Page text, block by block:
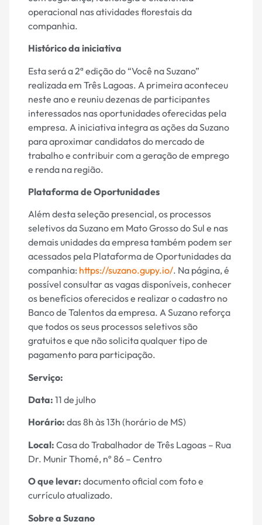
operacional nas atividades florestais da
companhia.
Histórico da iniciativa
Esta será a 2ª edição do “Você na Suzano”
realizada em Três Lagoas. A primeira aconteceu
neste ano e reuniu dezenas de participantes
interessados nas oportunidades oferecidas pela
empresa. A iniciativa integra as ações da Suzano
para aproximar candidatos do mercado de
trabalho e contribuir com a geração de emprego
e renda na região.
Plataforma de Oportunidades
Além desta seleção presencial, os processos
seletivos da Suzano em Mato Grosso do Sul e nas
demais unidades da empresa também podem ser
acessados pela Plataforma de Oportunidades da
companhia: https://suzano.gupy.io/. Na página, é
possível consultar as vagas disponíveis, conhecer
os benefícios oferecidos e realizar o cadastro no
Banco de Talentos da empresa. A Suzano reforça
que todos os seus processos seletivos são
gratuitos e que não solicita qualquer tipo de
pagamento para participação.
Serviço:
Data: 11 de julho
Horário: das 8h às 13h (horário de MS)
Local: Casa do Trabalhador de Três Lagoas – Rua
Dr. Munir Thomé, nº 86 – Centro
O que levar: documento oficial com foto e
currículo atualizado.
Sobre a Suzano